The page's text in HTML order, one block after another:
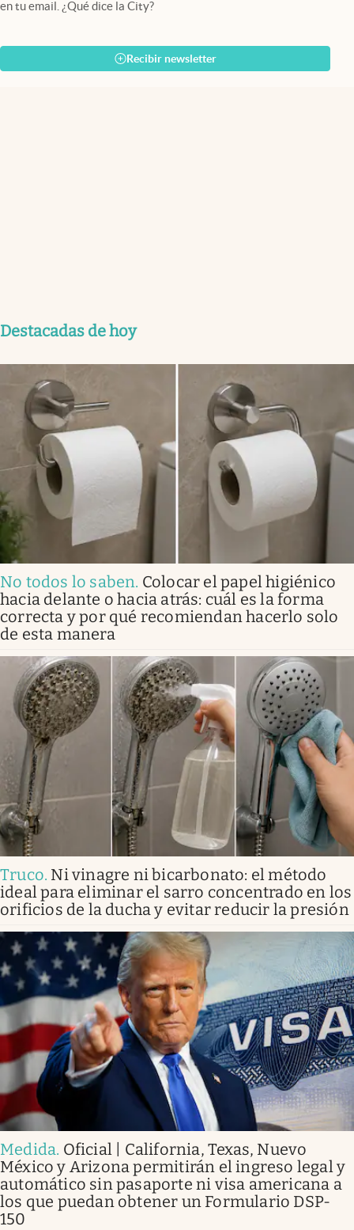
en tu email. ¿Qué dice la City?
Recibir newsletter
Destacadas de hoy
No todos lo saben. Colocar el papel higiénico
hacia delante o hacia atrás: cuál es la forma
correcta y por qué recomiendan hacerlo solo
de esta manera
Truco. Ni vinagre ni bicarbonato: el método
ideal para eliminar el sarro concentrado en los
orificios de la ducha y evitar reducir la presión
Medida. Oficial | California, Texas, Nuevo
México y Arizona permitirán el ingreso legal y
automático sin pasaporte ni visa americana a
los que puedan obtener un Formulario DSP-
150